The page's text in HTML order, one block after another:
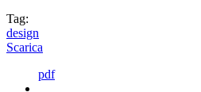
Tag:
design
Scarica
pdf